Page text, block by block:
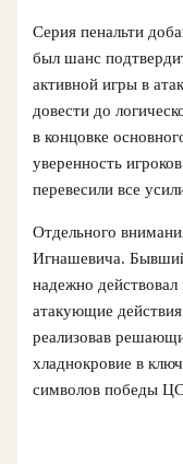
Серия пенальти
был шанс
активной игры в
довести до
в концовке
уверенность
перевесили все
Отдельного
Игнашевича.
надежно
атакующие
реализовав
хладнокровие в
символов победы